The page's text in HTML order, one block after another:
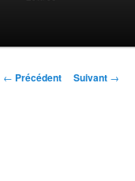
Navigation
← Précédent Suivant →